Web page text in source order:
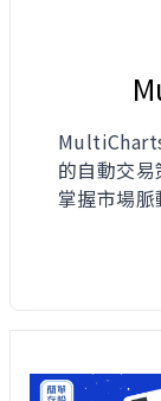
的自動交易
掌握市場脈